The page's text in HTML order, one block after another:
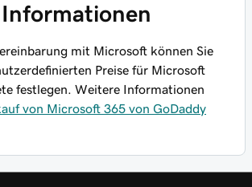
mit Microsoft können Sie
Preise für Microsoft
festlegen. Weitere Informationen
von Microsoft 365 von GoDaddy